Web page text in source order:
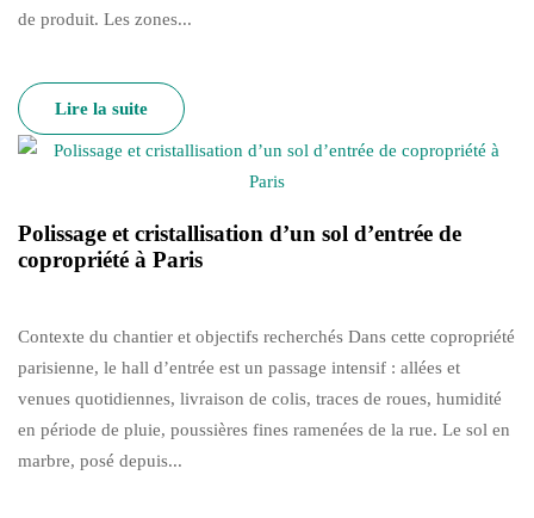
de produit. Les zones...
Lire la suite
Polissage et cristallisation d’un sol d’entrée de
copropriété à Paris
Contexte du chantier et objectifs recherchés Dans cette copropriété
parisienne, le hall d’entrée est un passage intensif : allées et
venues quotidiennes, livraison de colis, traces de roues, humidité
en période de pluie, poussières fines ramenées de la rue. Le sol en
marbre, posé depuis...